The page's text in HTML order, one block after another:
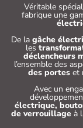
Véritable
fabrique une
De la gâche
les
déclencheurs
l’ensemble des
des porteset
Avec un
électrique,
de verrouillage à